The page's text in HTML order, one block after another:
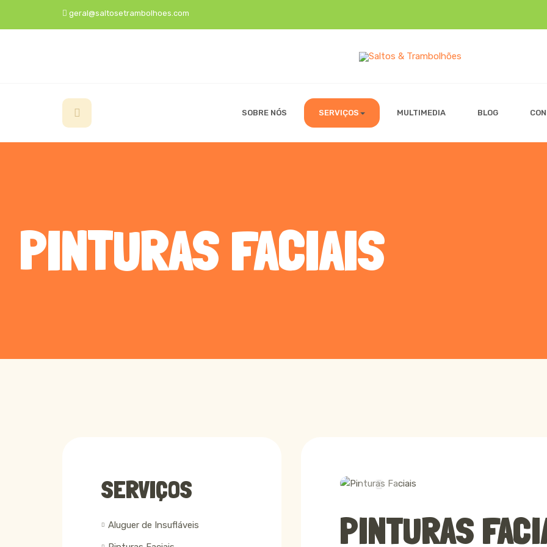
geral@saltosetrambolhoes.com
SOBRE NÓS SERVIÇOS MULTIMEDIA BLOG
PINTURAS FACIAIS
Previous
PINTURAS
SERVIÇOS
Aluguer de Insufláveis